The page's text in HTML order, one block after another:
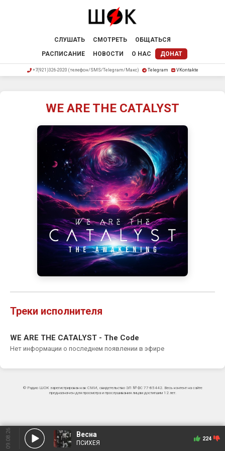
СЛУШАТЬ СМОТРЕТЬ
ОБЩАТЬСЯ
РАСПИСАНИЕ
НОВОСТИ О НАС ДОНАТ
+7(921)326-2020 (телефон/SMS/Telegram/Макс) Telegram VKontakte
WE ARE THE CATALYST
Треки исполнителя
WE ARE THE CATALYST - The Code
Нет информации о последнем появлении в эфире
© Радио ШОК зарегистрирован как СМИ, свидетельство ЭЛ № ФС 77-85442. Весь контент на сайте
предназначен для просмотра и прослушивания лицам достигшим 12 лет.
09.08.26 Весна
ПСИХЕЯ
224